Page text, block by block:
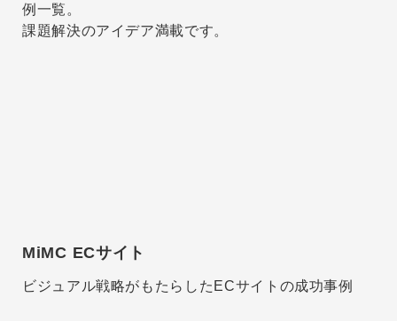
例一覧。
課題解決のアイデア満載です。
MiMC ECサイト
ビジュアル戦略がもたらしたECサイトの成功事例